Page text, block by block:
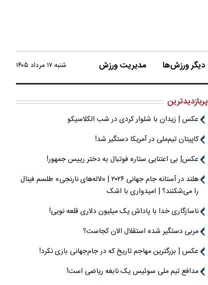
دیگر ورزش‌ها مدیریت ورزش شنبه ۱۷ مرداد ۱۴۰۵
پربازدیدترین
عکس | زیدان با شلوار کردی در شب الکلاسیکو
کاپیتان تیم‌ملی در آمریکا دستگیر شد!
عکس| بی اعتنایی ستاره فوتبال به دختر رییس جمهور!
هلند در آستانه جام جهانی ۲۰۲۶ | «لاله‌های نارنجی» طلسم فینال
را می‌شکنند؟ | امیدواری با اشک
ناسازگاری خدا با پاداش یک میلیون دلاری قلعه نویی!
مربی دستگیر شده استقلال الان کجاست؟
عکس | بزرگترین مهاجم تاریخ که در جام‌جهانی بازی نکرد!
مدافع تیم ملی سوئیس یک نابغه ریاضی است!